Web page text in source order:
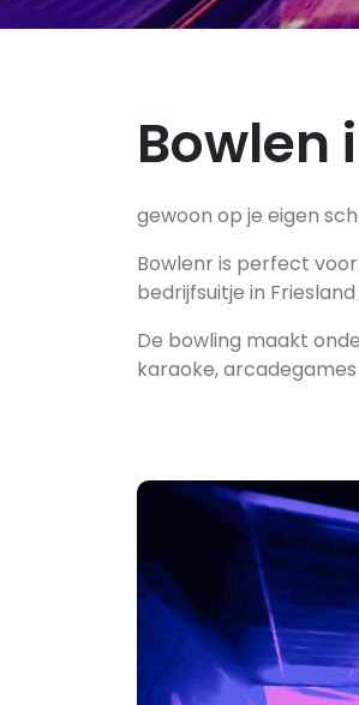
Bowlen
gewoon op je eigen
Bowlenr is perfect
bedrijfsuitje in
De bowling maakt
karaoke,